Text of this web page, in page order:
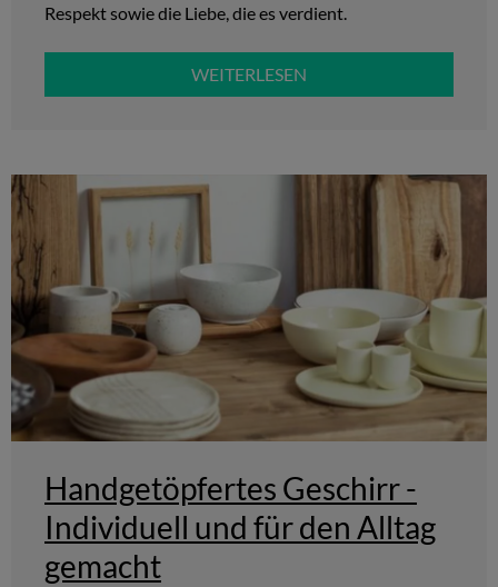
Respekt sowie die Liebe, die es verdient.
WEITERLESEN
Handgetöpfertes Geschirr -
Individuell und für den Alltag
gemacht